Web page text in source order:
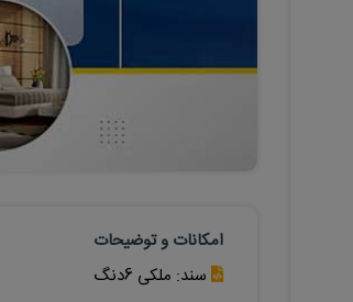
امکانات و توضیحات
سند: ملکی 6دنگ